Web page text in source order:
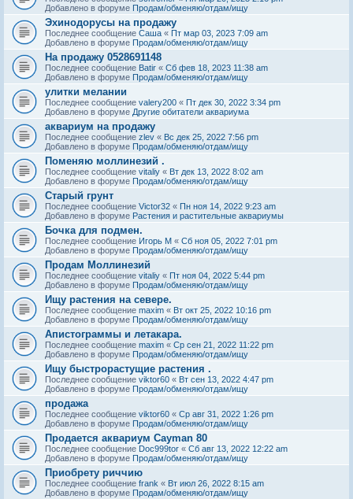
Добавлено в форуме Продам/обменяю/отдам/ищу
Эхинодорусы на продажу
Последнее сообщение Саша « Пт мар 03, 2023 7:09 am
Добавлено в форуме Продам/обменяю/отдам/ищу
На продажу 0528691148
Последнее сообщение Batir « Сб фев 18, 2023 11:38 am
Добавлено в форуме Продам/обменяю/отдам/ищу
улитки мелании
Последнее сообщение valery200 « Пт дек 30, 2022 3:34 pm
Добавлено в форуме Другие обитатели аквариума
аквариум на продажу
Последнее сообщение zlev « Вс дек 25, 2022 7:56 pm
Добавлено в форуме Продам/обменяю/отдам/ищу
Поменяю моллинезий .
Последнее сообщение vitaliy « Вт дек 13, 2022 8:02 am
Добавлено в форуме Продам/обменяю/отдам/ищу
Старый грунт
Последнее сообщение Victor32 « Пн ноя 14, 2022 9:23 am
Добавлено в форуме Растения и растительные аквариумы
Бочка для подмен.
Последнее сообщение Игорь М « Сб ноя 05, 2022 7:01 pm
Добавлено в форуме Продам/обменяю/отдам/ищу
Продам Моллинезий
Последнее сообщение vitaliy « Пт ноя 04, 2022 5:44 pm
Добавлено в форуме Продам/обменяю/отдам/ищу
Ищу растения на севере.
Последнее сообщение maxim « Вт окт 25, 2022 10:16 pm
Добавлено в форуме Продам/обменяю/отдам/ищу
Апистограммы и летакара.
Последнее сообщение maxim « Ср сен 21, 2022 11:22 pm
Добавлено в форуме Продам/обменяю/отдам/ищу
Ищу быстрорастущие растения .
Последнее сообщение viktor60 « Вт сен 13, 2022 4:47 pm
Добавлено в форуме Продам/обменяю/отдам/ищу
продажа
Последнее сообщение viktor60 « Ср авг 31, 2022 1:26 pm
Добавлено в форуме Продам/обменяю/отдам/ищу
Продается аквариум Cayman 80
Последнее сообщение Doc999tor « Сб авг 13, 2022 12:22 am
Добавлено в форуме Продам/обменяю/отдам/ищу
Приобрету риччию
Последнее сообщение frank « Вт июл 26, 2022 8:15 am
Добавлено в форуме Продам/обменяю/отдам/ищу